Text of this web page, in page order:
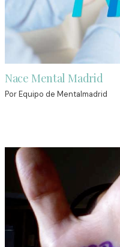
Nace Mental Madrid
PorEquipo de Mentalmadrid